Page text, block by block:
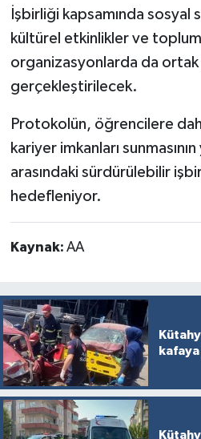
İşbirliği kapsamında sosyal
kültürel etkinlikler ve
organizasyonlarda da ortak
gerçekleştirilecek.
Protokolün, öğrencilere
kariyer imkanları sunmasının
arasındaki sürdürülebilir
hedefleniyor.
Kaynak: AA
kafaya
Tavşanlı
Teknoloji
Türkiye
Video Galeri
Yaşam